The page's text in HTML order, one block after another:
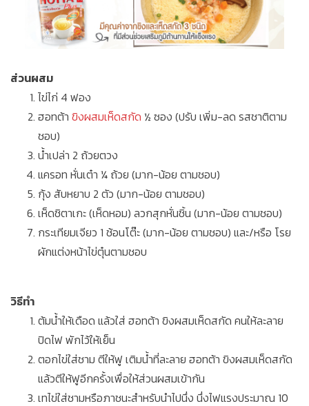
ส่วนผสม
ไข่ไก่ 4 ฟอง
ฮอทต้า ขิงผสมเห็ดสกัด ½ ซอง (ปรับ เพิ่ม-ลด รสชาติตาม
ชอบ)
น้ำเปล่า 2 ถ้วยตวง
แครอท หั่นเต๋า ¼ ถ้วย (มาก-น้อย ตามชอบ)
กุ้ง สับหยาบ 2 ตัว (มาก-น้อย ตามชอบ)
เห็ดชิตาเกะ (เห็ดหอม) ลวกสุกหั่นชิ้น (มาก-น้อย ตามชอบ)
กระเทียมเจียว 1 ช้อนโต๊ะ (มาก-น้อย ตามชอบ) และ/หรือ โรย
ผักแต่งหน้าไข่ตุ๋นตามชอบ
วิธีทำ
ต้มน้ำให้เดือด แล้วใส่ ฮอทต้า ขิงผสมเห็ดสกัด คนให้ละลาย
ปิดไฟ พักไว้ให้เย็น
ตอกไข่ใส่ชาม ตีให้ฟู เติมน้ำที่ละลาย ฮอทต้า ขิงผสมเห็ดสกัด
แล้วตีให้ฟูอีกครั้งเพื่อให้ส่วนผสมเข้ากัน
เทไข่ใส่ชามหรือภาชนะสำหรับนำไปนึ่ง นึ่งไฟแรงประมาณ 10